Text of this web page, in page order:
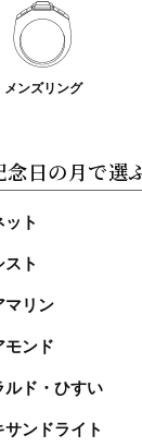
メンズリング
念日の月で選
ット
スト
マリン
モンド
ルド・ひすい
サンドライト